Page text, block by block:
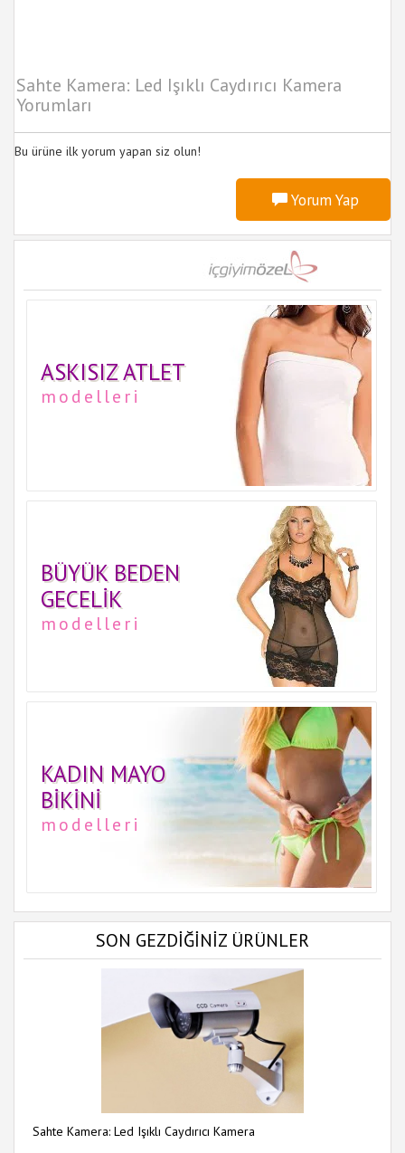
Sahte Kamera: Led Işıklı Caydırıcı Kamera
Yorumları
Bu ürüne ilk yorum yapan siz olun!
Yorum Yap
ASKISIZ ATLET
modelleri
BÜYÜK BEDEN
GECELIK
modelleri
KADIN MAYO
BIKINI
modelleri
SON GEZDİĞİNİZ ÜRÜNLER
Sahte Kamera: Led Işıklı Caydırıcı Kamera